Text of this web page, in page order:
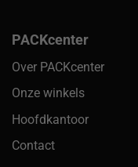
PACKcenter
Over PACKcenter
Onze winkels
Hoofdkantoor
Contact